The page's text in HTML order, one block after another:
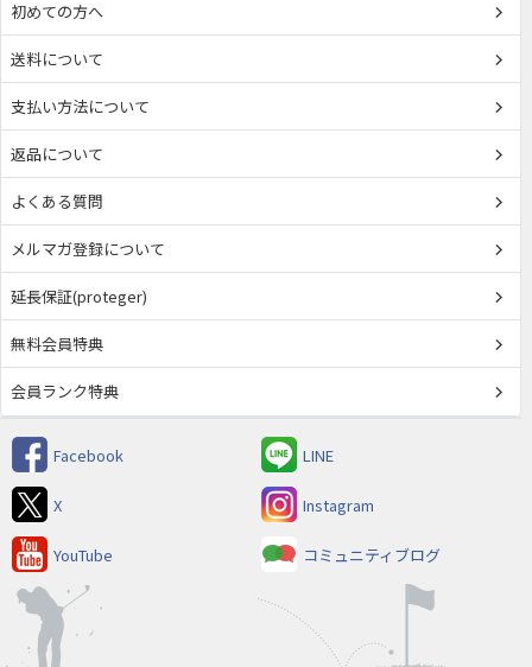
初めての方へ
送料について
支払い方法について
返品について
よくある質問
メルマガ登録について
延長保証(proteger)
無料会員特典
会員ランク特典
Facebook LINE
X Instagram
YouTube コミュニティブログ